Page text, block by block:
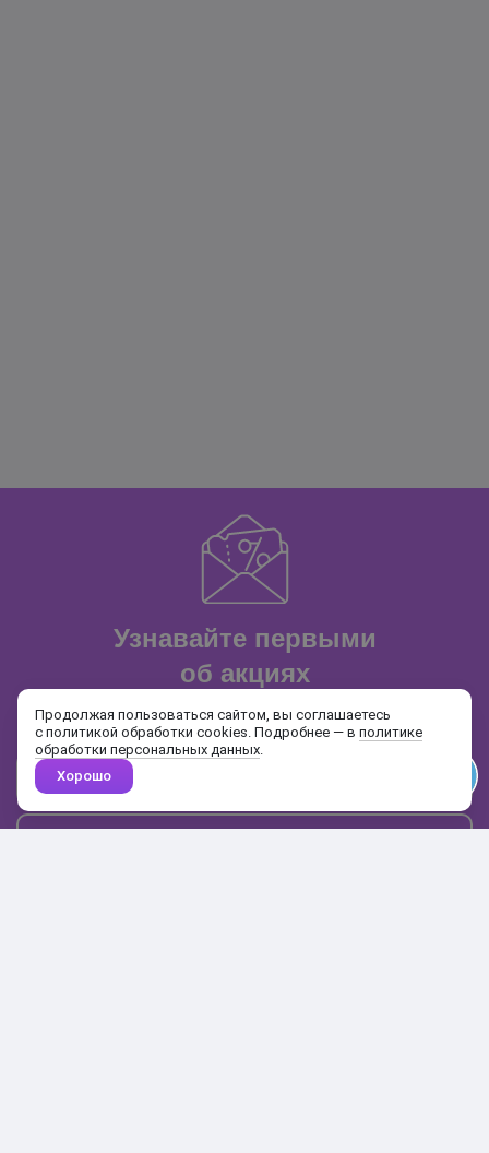
Узнавайте первыми
об акциях
и распродажах
Почта
Продолжая пользоваться сайтом, вы соглашаетесь
с политикой обработки cookies. Подробнее — в политике
обработки персональных данных.
Хорошо